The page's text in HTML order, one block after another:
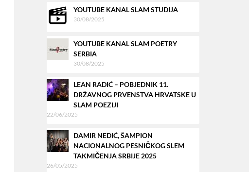
YOUTUBE KANAL SLAM STUDIJA
30/08/2025
YOUTUBE KANAL SLAM POETRY
SERBIA
30/08/2025
LEAN RADIĆ – POBJEDNIK 11.
DRŽAVNOG PRVENSTVA HRVATSKE U
SLAM POEZIJI
22/06/2025
DAMIR NEDIĆ, ŠAMPION
NACIONALNOG PESNIČKOG SLEM
TAKMIČENJA SRBIJE 2025
26/05/2025